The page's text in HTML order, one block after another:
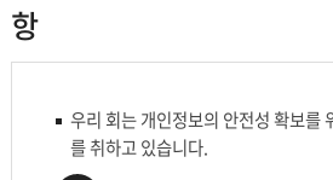
항
우리 회는 개인정보의 안전성 확보를
를 취하고 있습니다.